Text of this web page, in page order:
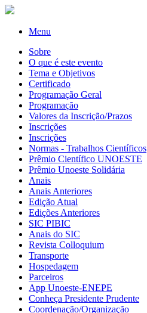
Menu
Sobre
O que é este evento
Tema e Objetivos
Certificado
Programação Geral
Programação
Valores da Inscrição/Prazos
Inscrições
Inscrições
Normas - Trabalhos Científicos
Prêmio Científico UNOESTE
Prêmio Unoeste Solidária
Anais
Anais Anteriores
Edição Atual
Edições Anteriores
SIC PIBIC
Anais do SIC
Revista Colloquium
Transporte
Hospedagem
Parceiros
App Unoeste-ENEPE
Conheça Presidente Prudente
Coordenação/Organização